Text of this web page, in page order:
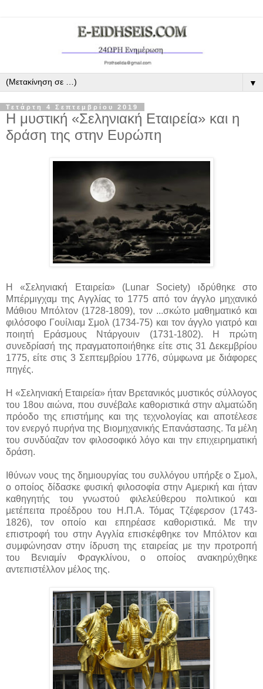
▼
Τετάρτη 4 Σεπτεμβρίου 2019
Η μυστική «Σεληνιακή Εταιρεία» και η
δράση της στην Ευρώπη
Η «Σεληνιακή Εταιρεία» (Lunar Society) ιδρύθηκε στο
Μπέρμιγχαμ της Αγγλίας το 1775 από τον άγγλο μηχανικό
Μάθιου Μπόλτον (1728-1809), τον ...σκώτο μαθηματικό και
φιλόσοφο Γουίλιαμ Σμολ (1734-75) και τον άγγλο γιατρό και
ποιητή Εράσμους Ντάργουιν (1731-1802). Η πρώτη
συνεδρίασή της πραγματοποιήθηκε είτε στις 31 Δεκεμβρίου
1775, είτε στις 3 Σεπτεμβρίου 1776, σύμφωνα με διάφορες
πηγές.
Η «Σεληνιακή Εταιρεία» ήταν Βρετανικός μυστικός σύλλογος
του 18ου αιώνα, που συνέβαλε καθοριστικά στην αλματώδη
πρόοδο της επιστήμης και της τεχνολογίας και αποτέλεσε
τον ενεργό πυρήνα της Βιομηχανικής Επανάστασης. Τα μέλη
του συνδύαζαν τον φιλοσοφικό λόγο και την επιχειρηματική
δράση.
Ιθύνων νους της δημιουργίας του συλλόγου υπήρξε ο Σμολ,
ο οποίος δίδασκε φυσική φιλοσοφία στην Αμερική και ήταν
καθηγητής του γνωστού φιλελεύθερου πολιτικού και
μετέπειτα προέδρου του Η.Π.Α. Τόμας Τζέφερσον (1743-
1826), τον οποίο και επηρέασε καθοριστικά. Με την
επιστροφή του στην Αγγλία επισκέφθηκε τον Μπόλτον και
συμφώνησαν στην ίδρυση της εταιρείας με την προτροπή
του Βενιαμίν Φραγκλίνου, ο οποίος ανακηρύχθηκε
αντεπιστέλλον μέλος της.